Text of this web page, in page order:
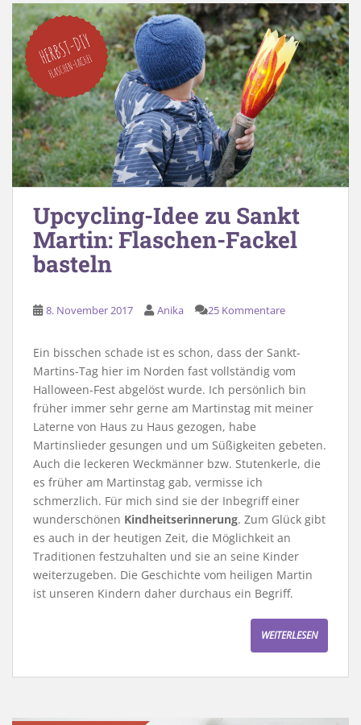
Upcycling-Idee zu Sankt
Martin: Flaschen-Fackel
basteln
8. November 2017 Anika 25 Kommentare
Ein bisschen schade ist es schon, dass der Sankt-
Martins-Tag hier im Norden fast vollständig vom
Halloween-Fest abgelöst wurde. Ich persönlich bin
früher immer sehr gerne am Martinstag mit meiner
Laterne von Haus zu Haus gezogen, habe
Martinslieder gesungen und um Süßigkeiten gebeten.
Auch die leckeren Weckmänner bzw. Stutenkerle, die
es früher am Martinstag gab, vermisse ich
schmerzlich. Für mich sind sie der Inbegriff einer
wunderschönen Kindheitserinnerung. Zum Glück gibt
es auch in der heutigen Zeit, die Möglichkeit an
Traditionen festzuhalten und sie an seine Kinder
weiterzugeben. Die Geschichte vom heiligen Martin
ist unseren Kindern daher durchaus ein Begriff.
WEITERLESEN